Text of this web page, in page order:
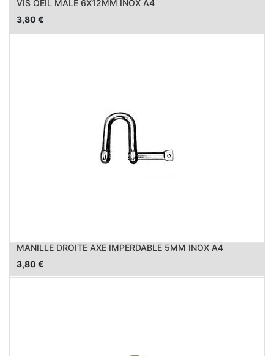
VIS OEIL MALE 6X12MM INOX A4
3,80 €
MANILLE DROITE AXE IMPERDABLE 5MM INOX A4
3,80 €